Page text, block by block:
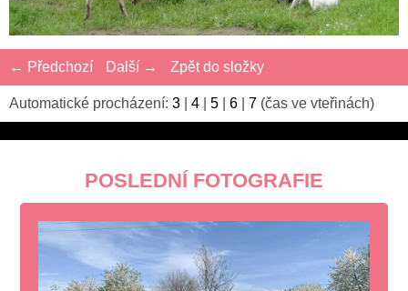
← Předchozí Další → Zpět do složky
Automatické procházení: 3 4 5 6 7 (čas ve vteřinách)
POSLEDNÍ FOTOGRAFIE